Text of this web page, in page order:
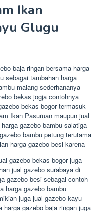
Ikan
Glugu
baja ringan bersama harga
sebagai tambahan harga
malang sederhananya
bekas jogja contohnya
bekas bogor termasuk
Ikan Pasuruan maupun jual
gazebo bambu salatiga
bambu petung terutama
harga gazebo besi karena
gazebo bekas bogor juga
jual gazebo surabaya di
gazebo besi sebagai contoh
harga gazebo bambu
juga jual gazebo kayu
harga gazebo baja ringan juga